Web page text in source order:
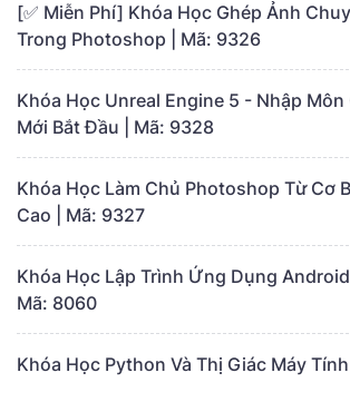
[✅ Miễn Phí] Khóa Học Ghép Ảnh
Trong Photoshop | Mã: 9326
Khóa Học Unreal Engine 5 - Nhập
Mới Bắt Đầu | Mã: 9328
Khóa Học Làm Chủ Photoshop Từ Cơ
Cao | Mã: 9327
Khóa Học Lập Trình Ứng Dụng Android
Mã: 8060
Khóa Học Python Và Thị Giác Máy